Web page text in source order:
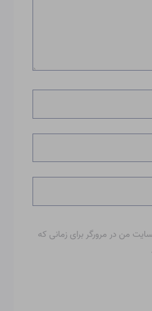
من در مرورگر برای زمانی که